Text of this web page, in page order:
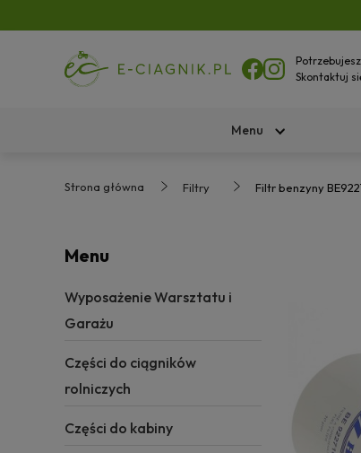
Skontaktuj
Menu
Strona główna Filtry Filtr benzyny
Menu
Wyposażenie Warsztatu i
Garażu
Części do ciągników
rolniczych
Części do kabiny